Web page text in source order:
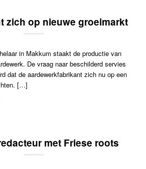
zich op nieuwe groeimarkt
in Makkum staakt de productie van
De vraag naar beschilderd servies
dat de aardewerkfabrikant zich nu op een
[…]
met Friese roots